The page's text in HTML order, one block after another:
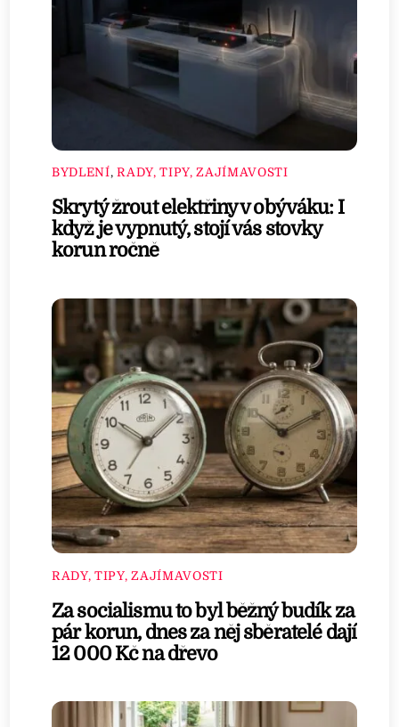
BYDLENÍ,RADY, TIPY, ZAJÍMAVOSTI
Skrytý žrout elektřiny v obýváku: I
když je vypnutý, stojí vás stovky
korun ročně
RADY, TIPY, ZAJÍMAVOSTI
Za socialismu to byl běžný budík za
pár korun, dnes za něj sběratelé dají
12 000 Kč na dřevo